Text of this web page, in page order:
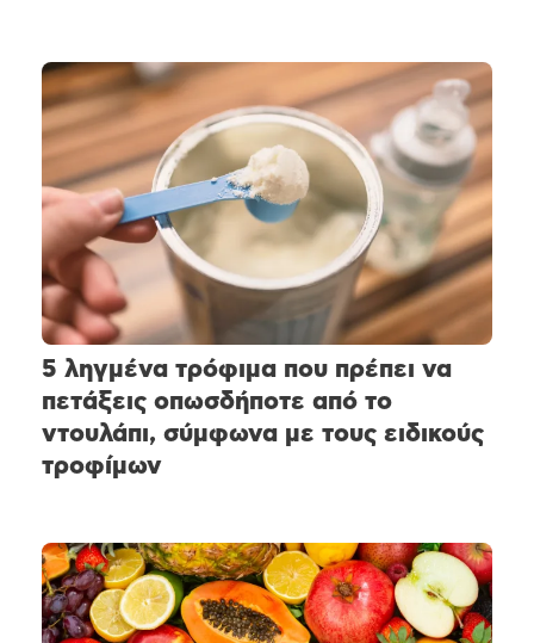
5 ληγμένα τρόφιμα που πρέπει να
πετάξεις οπωσδήποτε από το
ντουλάπι, σύμφωνα με τους ειδικούς
τροφίμων